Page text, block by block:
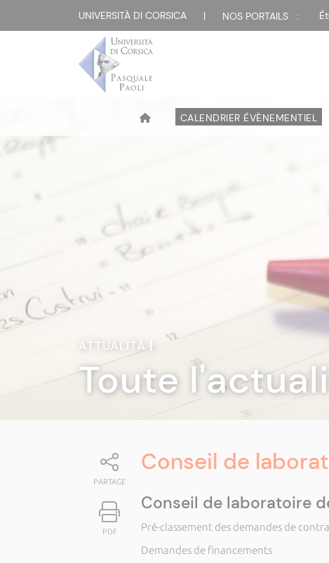
UNIVERSITÀ DI CORSICA | NOS PORTAILS :
CALENDRIER ÉVÈNEMENTIEL
ATTUALITÀ|
Toute
PARTAGE
PDF
Conseil de
Conseil de laboratoire de
Pré-classement des demandes de
Demandes de financements